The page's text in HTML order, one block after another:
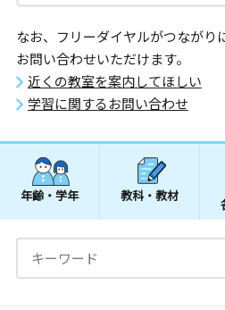
なお、フリーダイヤルがつながり
お問い合わせいただけます。
近くの教室を案内してほしい
学習に関するお問い合わせ
年齢・学年 教科・教材